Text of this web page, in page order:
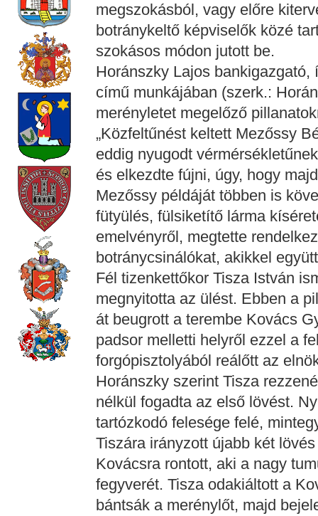
megszokásból, vagy előre
botránykeltő képviselők közé
szokásos módon jutott be.
Horánszky Lajos
című munkájában (szerk.:
merényletet megelőző
„Közfeltűnést keltett Mezőssy
eddig nyugodt
és elkezdte fújni, úgy, hogy
Mezőssy példáját többen is
fütyülés, fülsiketítő lárma
emelvényről, megtette
botránycsinálókat, akikkel
Fél tizenkettőkor Tisza István
megnyitotta az ülést. Ebben a
át beugrott a terembe Kovács
padsor melletti helyről ezzel a
forgópisztolyából reálőtt az
Horánszky szerint Tisza
nélkül fogadta az első lövést.
tartózkodó felesége felé,
Tiszára irányzott újabb két
Kovácsra rontott, aki a nagy
fegyverét. Tisza odakiáltott a
bántsák a merénylőt, majd